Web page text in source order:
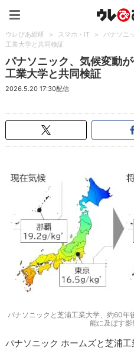
ウレぴあ総研 > スマホ・IT >
パナソニ
工業大学と共同検証
パナソニック、気候変動
工業大学と共同検証
2026.5.20 17:30配信
パナソニックと芝浦工業大学、約60年
能に及ぼす
パナソニック ホームズと芝浦